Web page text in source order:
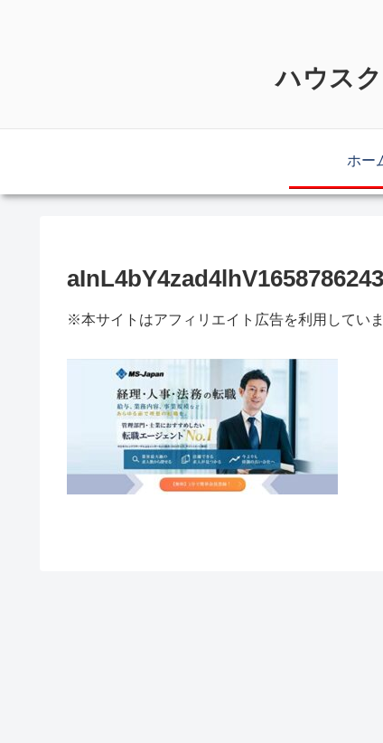
ハウス
ホー
※本サイトはアフィリエイト広告を利用していま